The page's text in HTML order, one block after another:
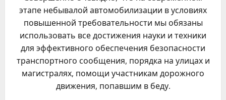
этапе небывалой автомобилизации в условиях
повышенной требовательности мы обязаны
использовать все достижения науки и техники
для эффективного обеспечения безопасности
транспортного сообщения, порядка на улицах и
магистралях, помощи участникам дорожного
движения, попавшим в беду.